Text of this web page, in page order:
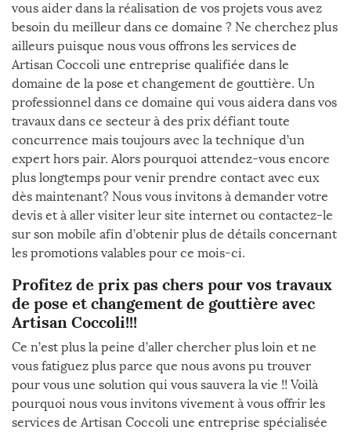
vous aider dans la réalisation de vos projets vous avez
besoin du meilleur dans ce domaine ? Ne cherchez plus
ailleurs puisque nous vous offrons les services de
Artisan Coccoli une entreprise qualifiée dans le
domaine de la pose et changement de gouttière. Un
professionnel dans ce domaine qui vous aidera dans vos
travaux dans ce secteur à des prix défiant toute
concurrence mais toujours avec la technique d’un
expert hors pair. Alors pourquoi attendez-vous encore
plus longtemps pour venir prendre contact avec eux
dès maintenant? Nous vous invitons à demander votre
devis et à aller visiter leur site internet ou contactez-le
sur son mobile afin d’obtenir plus de détails concernant
les promotions valables pour ce mois-ci.
Profitez de prix pas chers pour vos travaux
de pose et changement de gouttière avec
Artisan Coccoli!!!
Ce n’est plus la peine d’aller chercher plus loin et ne
vous fatiguez plus parce que nous avons pu trouver
pour vous une solution qui vous sauvera la vie !! Voilà
pourquoi nous vous invitons vivement à vous offrir les
services de Artisan Coccoli une entreprise spécialisée